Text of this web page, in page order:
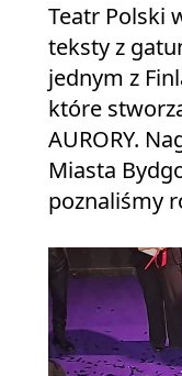
Teatr Polski
teksty z
jednym z
które
AURORY.
Miasta
poznaliśmy